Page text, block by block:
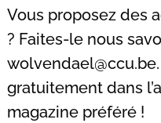
Vous proposez des
? Faites-le nous
wolvendael@ccu.be
gratuitement dans
magazine préféré !
Recherche
pour